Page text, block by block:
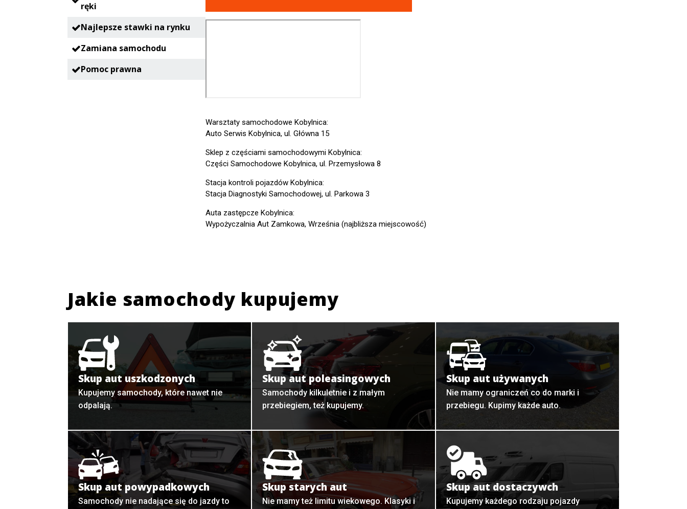
ręki
Najlepsze stawki na rynku
Zamiana samochodu
Pomoc prawna
Warsztaty samochodowe Kobylnica:
Auto Serwis Kobylnica, ul. Główna 15
Sklep z częściami samochodowymi Kobylnica:
Części Samochodowe Kobylnica, ul. Przemysłowa 8
Stacja kontroli pojazdów Kobylnica:
Stacja Diagnostyki Samochodowej, ul. Parkowa 3
Auta zastępcze Kobylnica:
Wypożyczalnia Aut Zamkowa, Września (najbliższa miejscowość)
Jakie samochody kupujemy
Skup aut uszkodzonych
Kupujemy samochody, które nawet nie
odpalają.
Skup aut poleasingowych
Samochody kilkuletnie i z małym
przebiegiem, też kupujemy.
Skup aut używanych
Nie mamy ograniczeń co do marki i
przebiegu. Kupimy każde auto.
Skup aut powypadkowych
Samochody nie nadające się do jazdy to
Skup starych aut
Nie mamy też limitu wiekowego. Klasyki i
Skup aut dostaczywch
Kupujemy każdego rodzaju pojazdy